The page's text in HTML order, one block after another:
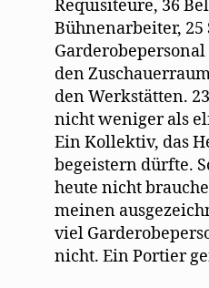
Requisiteure, 36
Bühnenarbeiter,
den
den Werkstätten.
nicht weniger als
Ein Kollektiv, das
begeistern dürfte.
heute nicht
meinen
viel
nicht. Ein Portier